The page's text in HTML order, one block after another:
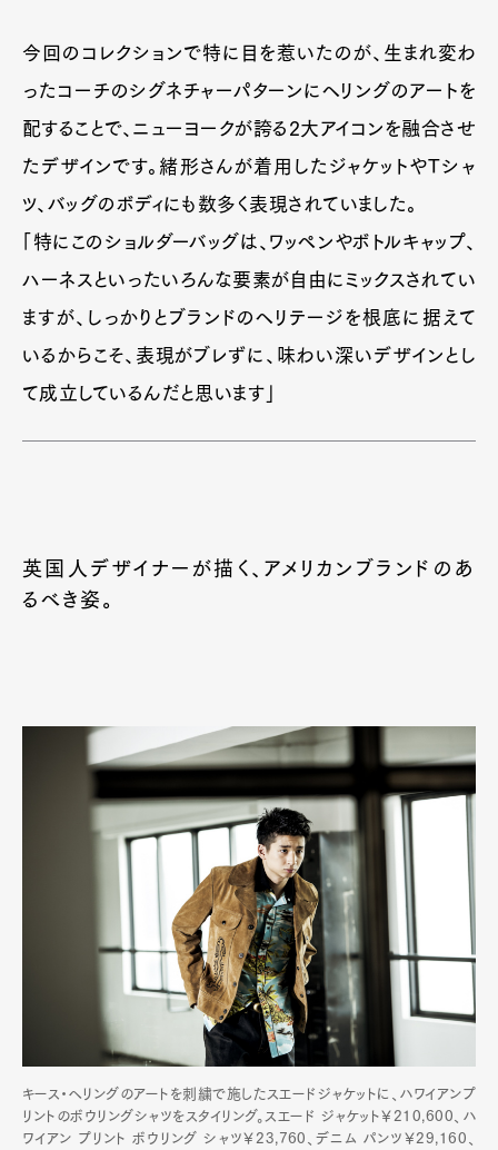
Art&Design WatchFashion
Gourmet
Cars
ProductCultureLifestyle
今回のコレクションで特に目を惹いたのが、生まれ変わ
ったコーチのシグネチャーパターンにヘリングのアートを
配することで、ニューヨークが誇る2大アイコンを融合させ
たデザインです。緒形さんが着用したジャケットやTシャ
ツ、バッグのボディにも数多く表現されていました。
「特にこのショルダーバッグは、ワッペンやボトルキャップ、
ハーネスといったいろんな要素が自由にミックスされてい
ますが、しっかりとブランドのヘリテージを根底に据えて
いるからこそ、表現がブレずに、味わい深いデザインとし
て成立しているんだと思います」
英国人デザイナーが描く、アメリカンブランドのあ
るべき姿。
キース・ヘリングのアートを刺繍で施したスエードジャケットに、ハワイアンプ
リントのボウリングシャツをスタイリング。スエード ジャケット￥210,600、ハ
ワイアン プリント ボウリング シャツ￥23,760、デニム パンツ￥29,160、